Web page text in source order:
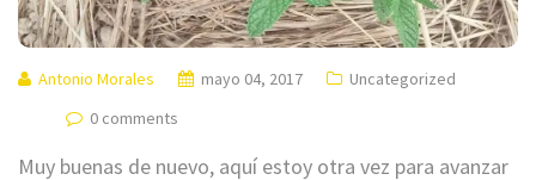
Antonio Morales mayo 04, 2017
Uncategorized
0 comments
Muy buenas de nuevo, aquí estoy otra vez para avanzar